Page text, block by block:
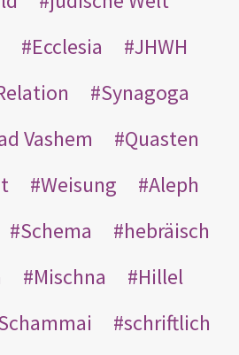
Ecclesia
JHWH
Synagoga
Vashem
Quasten
Weisung
Aleph
Schema
hebräisch
Mischna
Hillel
schriftlich